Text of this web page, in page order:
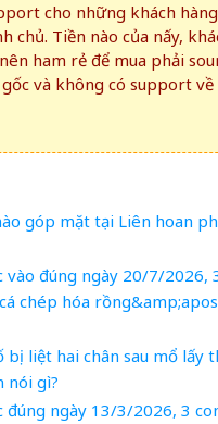
cho những khách
chủ. Tiền nào của nấy,
ham rẻ để mua phải
và không có support về
góp mặt tại Liên hoan
vào đúng ngày 20/7/2026,
chép hóa
bị liệt hai chân sau mổ lấy
nói gì?
đúng ngày 13/3/2026, 3